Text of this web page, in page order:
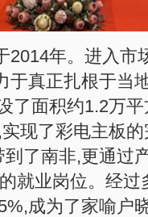
2014年。进入市
于真正扎根于当
了面积约1.2万
现了彩电主板
了南非,更通过
就业岗位。经
成为了家喻户